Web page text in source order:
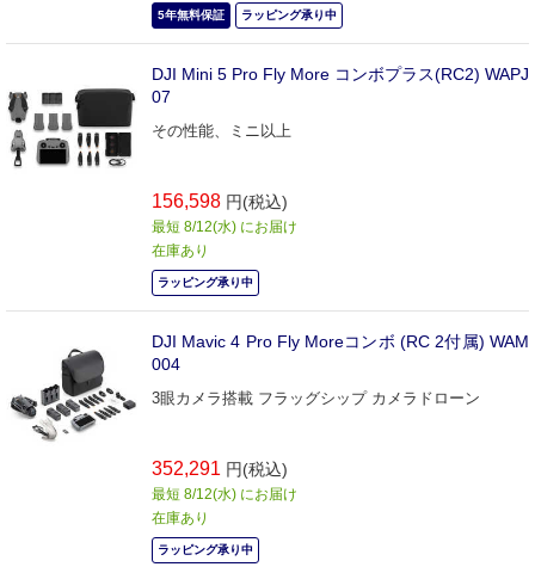
5年無料保証 ラッピング承り中
DJI Mini 5 Pro Fly More コンボプラス(RC2) WAPJ
07
その性能、ミニ以上
156,598 円(税込)
最短 8/12(水) にお届け
在庫あり
ラッピング承り中
DJI Mavic 4 Pro Fly Moreコンボ (RC 2付属) WAM
004
3眼カメラ搭載 フラッグシップ カメラドローン
352,291 円(税込)
最短 8/12(水) にお届け
在庫あり
ラッピング承り中